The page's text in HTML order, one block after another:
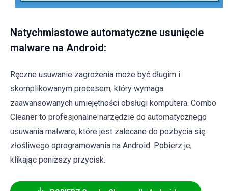
Natychmiastowe automatyczne usunięcie
malware na Android:
Ręczne usuwanie zagrożenia może być długim i
skomplikowanym procesem, który wymaga
zaawansowanych umiejętności obsługi komputera. Combo
Cleaner to profesjonalne narzędzie do automatycznego
usuwania malware, które jest zalecane do pozbycia się
złośliwego oprogramowania na Android. Pobierz je,
klikając poniższy przycisk: